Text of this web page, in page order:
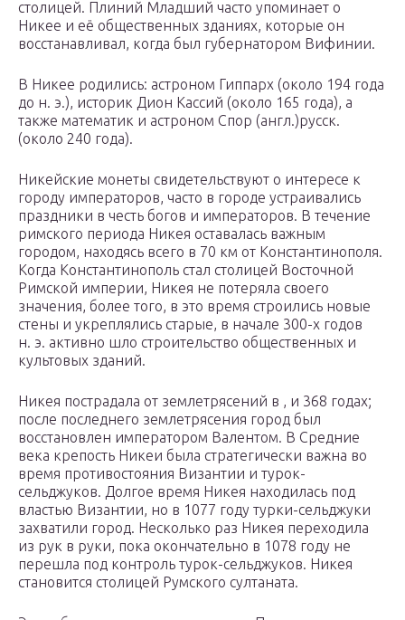
столицей. Плиний Младший часто упоминает о
Никее и её общественных зданиях, которые он
восстанавливал, когда был губернатором Вифинии.
В Никее родились: астроном Гиппарх (около 194 года
до н. э.), историк Дион Кассий (около 165 года), а
также математик и астроном Спор (англ.)русск.
(около 240 года).
Никейские монеты свидетельствуют о интересе к
городу императоров, часто в городе устраивались
праздники в честь богов и императоров. В течение
римского периода Никея оставалась важным
городом, находясь всего в 70 км от Константинополя.
Когда Константинополь стал столицей Восточной
Римской империи, Никея не потеряла своего
значения, более того, в это время строились новые
стены и укреплялись старые, в начале 300-х годов
н. э. активно шло строительство общественных и
культовых зданий.
Никея пострадала от землетрясений в , и 368 годах;
после последнего землетрясения город был
восстановлен императором Валентом. В Средние
века крепость Никеи была стратегически важна во
время противостояния Византии и турок-
сельджуков. Долгое время Никея находилась под
властью Византии, но в 1077 году турки-сельджуки
захватили город. Несколько раз Никея переходила
из рук в руки, пока окончательно в 1078 году не
перешла под контроль турок-сельджуков. Никея
становится столицей Румского султаната.